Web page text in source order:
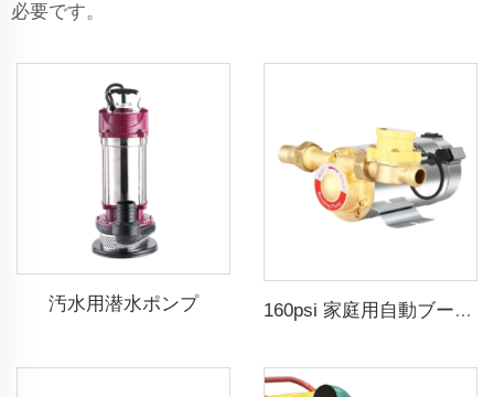
必要です。
汚水用潜水ポンプ 160psi 家庭用自動ブースターウォーターポンプ